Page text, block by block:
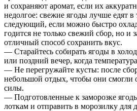
и сохраняют аромат, если их
недолгое: свежие ягоды лучше едят в
следующий, если можно быстро
годится не только свежий сбор, но и
отличный способ сохранить вкус.
— Старайтесь собирать ягоды в
или поздний вечер, когда
— Не перегружайте кусты: после
небольшой отдых, чтобы они смогли
силы.
— Подготовленные к заморозке
лоткам и отправить в морозилку для